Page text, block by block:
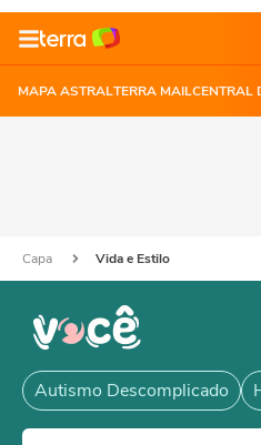
MAPA ASTRALTERRA MAILCENTRAL
Capa Vida e Estilo
Autismo Descomplicado